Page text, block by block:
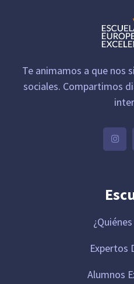
Te animamos a que nos
sociales. Compartimos
Expertos
Alumnos